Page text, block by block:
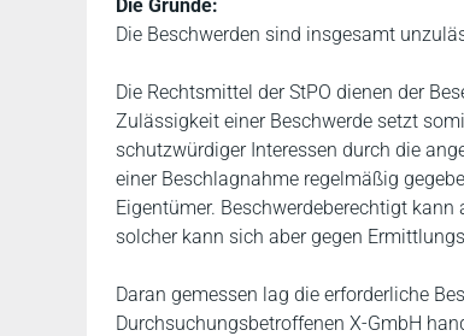
Die Gründe:
Die Beschwerden sind insgesamt
Die Rechtsmittel der StPO dienen der
Zulässigkeit einer Beschwerde setzt
schutzwürdiger Interessen durch die
einer Beschlagnahme regelmäßig
Eigentümer. Beschwerdeberechtigt
solcher kann sich aber gegen
Daran gemessen lag die erforderliche
Durchsuchungsbetroffenen X-GmbH